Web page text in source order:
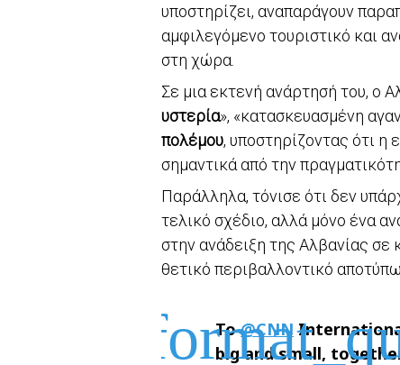
υποστηρίζει, αναπαράγουν
αμφιλεγόμενο τουριστικό και
στη χώρα.
Σε μια εκτενή ανάρτησή του, ο
υστερία», «κατασκευασμένη
πολέμου, υποστηρίζοντας ότι η
σημαντικά από την
Παράλληλα, τόνισε ότι δεν
τελικό σχέδιο, αλλά μόνο ένα
στην ανάδειξη της Αλβανίας
θετικό περιβαλλοντικό
To@CNN
big and small,